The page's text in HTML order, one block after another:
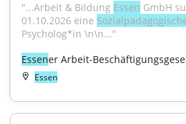
"...Arbeit & Bildung Essen GmbH
01.10.2026 eine
Psycholog*in \n\n..."
Essener Arbeit-
Essen